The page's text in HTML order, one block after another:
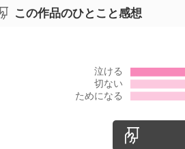
この作品のひとこと感想